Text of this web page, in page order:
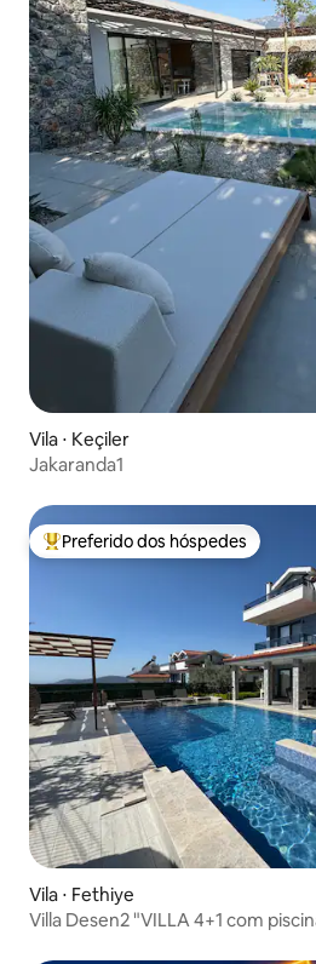
Vila ⋅ Keçiler
Jakaranda1
Entre os melhores preferidos dos
Preferido dos hóspedes
Vila ⋅ Fethiye
Villa Desen2 "VILLA 4+1 com